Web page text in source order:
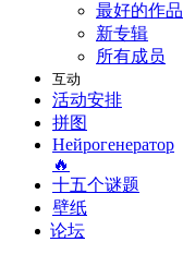
最好的作品
新专辑
所有成员
互动
活动安排
拼图
Нейрогенератор
🔥
十五个谜题
壁纸
论坛